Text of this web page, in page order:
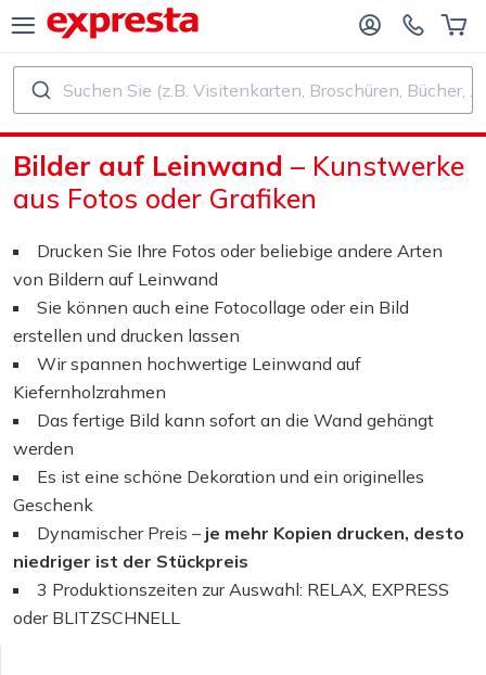
Druck
Aufkleber und Etiketten
Kalender
Stempel herstellen
PRODUKTE
VERLAGE UND AUTOREN
BUCHVERLAGE
Suchen Sie (z.B. Visitenkarten, Broschüren, Bücher, ...)
Bilder auf Leinwand – Kunstwerke
aus Fotos oder Grafiken
Drucken Sie Ihre Fotos oder beliebige andere Arten
von Bildern auf Leinwand
Sie können auch eine Fotocollage oder ein Bild
erstellen und drucken lassen
Wir spannen hochwertige Leinwand auf
Kiefernholzrahmen
Das fertige Bild kann sofort an die Wand gehängt
werden
Es ist eine schöne Dekoration und ein originelles
Geschenk
Dynamischer Preis – je mehr Kopien drucken, desto
niedriger ist der Stückpreis
3 Produktionszeiten zur Auswahl: RELAX, EXPRESS
oder BLITZSCHNELL